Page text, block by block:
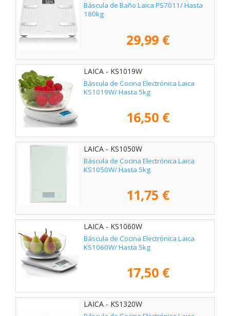
Báscula de Baño Laica PS7011/ Hasta
180kg
29,99 €
LAICA - KS1019W
Báscula de Cocina Electrónica Laica
KS1019W/ Hasta 5kg
16,50 €
LAICA - KS1050W
Báscula de Cocina Electrónica Laica
KS1050W/ Hasta 5kg
11,75 €
LAICA - KS1060W
Báscula de Cocina Electrónica Laica
KS1060W/ Hasta 5kg
17,50 €
LAICA - KS1320W